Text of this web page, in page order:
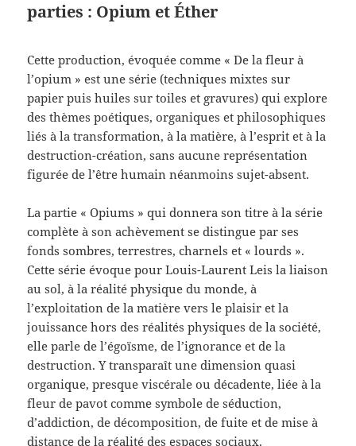
parties : Opium et Éther
Cette production, évoquée comme « De la fleur à
l’opium » est une série (techniques mixtes sur
papier puis huiles sur toiles et gravures) qui explore
des thèmes poétiques, organiques et philosophiques
liés à la transformation, à la matière, à l’esprit et à la
destruction-création, sans aucune représentation
figurée de l’être humain néanmoins sujet-absent.
La partie « Opiums » qui donnera son titre à la série
complète à son achèvement se distingue par ses
fonds sombres, terrestres, charnels et « lourds ».
Cette série évoque pour Louis-Laurent Leis la liaison
au sol, à la réalité physique du monde, à
l’exploitation de la matière vers le plaisir et la
jouissance hors des réalités physiques de la société,
elle parle de l’égoïsme, de l’ignorance et de la
destruction. Y transparaît une dimension quasi
organique, presque viscérale ou décadente, liée à la
fleur de pavot comme symbole de séduction,
d’addiction, de décomposition, de fuite et de mise à
distance de la réalité des espaces sociaux.